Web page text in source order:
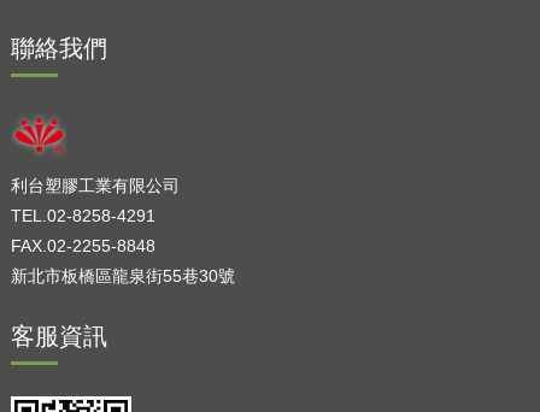
聯絡我們
利台塑膠工業有限公司
TEL.02-8258-4291
FAX.02-2255-8848
新北市板橋區龍泉街55巷30號
客服資訊